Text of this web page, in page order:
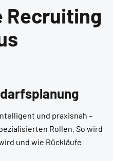
Recruiting
und praxisnah –
Rollen. So wird
und wie Rückläufe